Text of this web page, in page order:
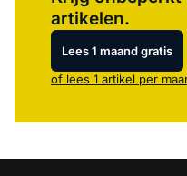
artikelen.
Lees 1 maand gratis
of lees 1 artikel per